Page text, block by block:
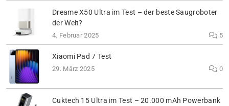
Dreame X50 Ultra im Test – der beste Saugroboter
der Welt?
4. Februar 2025 5
Xiaomi Pad 7 Test
29. März 2025 0
Cuktech 15 Ultra im Test – 20.000 mAh Powerbank